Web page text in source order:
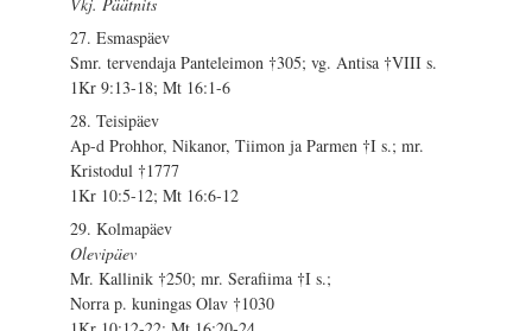
27. Esmaspäev
Smr. tervendaja Panteleimon †305; vg. Antisa †VIII s.
1Kr 9:13-18; Mt 16:1-6
28. Teisipäev
Ap-d Prohhor, Nikanor, Tiimon ja Parmen †I s.; mr.
Kristodul †1777
1Kr 10:5-12; Mt 16:6-12
29. Kolmapäev
Olevipäev
Mr. Kallinik †250; mr. Serafiima †I s.;
Norra p. kuningas Olav †1030